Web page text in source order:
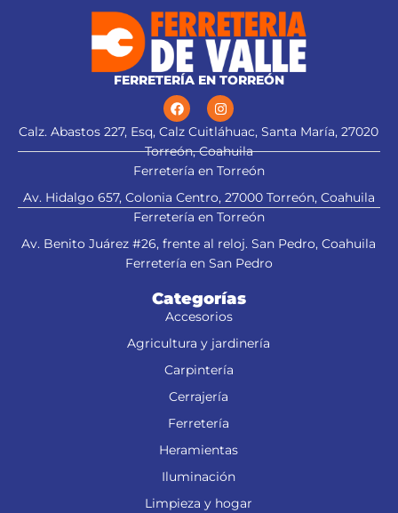
Medida marcada para fácil
Medida marcada para fácil
identificación
FERRETERÍA EN TORREÓN
Calz. Abastos 227, Esq, Calz Cuitláhuac, Santa María, 27020
Torreón, Coahuila
Ferretería en Torreón
Av. Hidalgo 657, Colonia Centro, 27000 Torreón, Coahuila
Ferretería en Torreón
Av. Benito Juárez #26, frente al reloj. San Pedro, Coahuila
Ferretería en San Pedro
Categorías
Accesorios
Agricultura y jardinería
Carpintería
Cerrajería
Ferretería
Heramientas
Iluminación
Limpieza y hogar